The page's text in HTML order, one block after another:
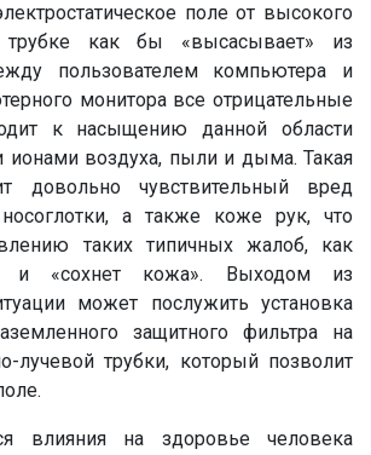
поле от высокого
трубке как бы «высасывает» из
пользователем компьютера и
монитора все отрицательные
к насыщению данной области
воздуха, пыли и дыма. Такая
довольно чувствительный вред
носоглотки, а также коже рук, что
таких типичных жалоб, как
и «сохнет кожа». Выходом из
может послужить установка
защитного фильтра на
лучевой трубки, который позволит
влияния на здоровье человека